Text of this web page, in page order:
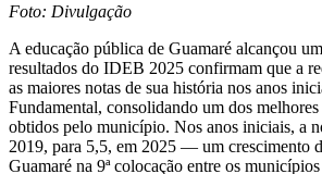
Foto: Divulgação
A educação pública de Guamaré alcançou
resultados do IDEB 2025 confirmam que a
as maiores notas de sua história nos anos
Fundamental, consolidando um dos melhores
obtidos pelo município. Nos anos iniciais, a
2019, para 5,5, em 2025 — um crescimento
Guamaré na 9ª colocação entre os